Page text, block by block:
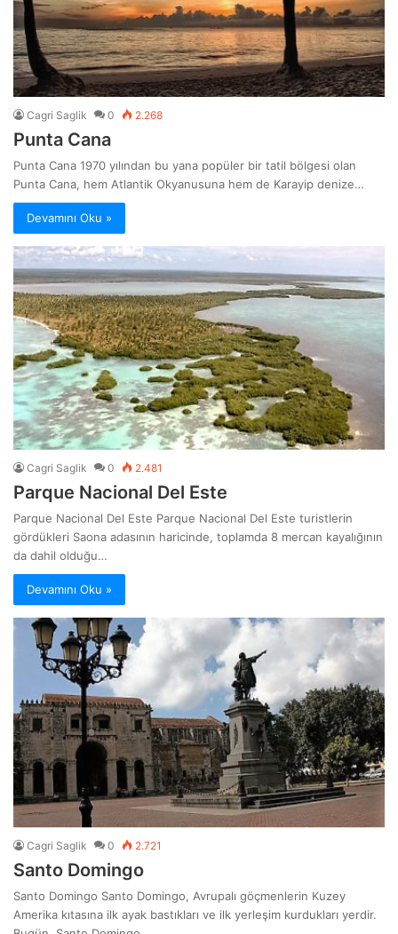
Cagri Saglik 0 2.268
Punta Cana
Punta Cana 1970 yılından bu yana popüler bir tatil bölgesi olan
Punta Cana, hem Atlantik Okyanusuna hem de Karayip denize…
Devamını Oku »
Cagri Saglik 0 2.481
Parque Nacional Del Este
Parque Nacional Del Este Parque Nacional Del Este turistlerin
gördükleri Saona adasının haricinde, toplamda 8 mercan kayalığının
da dahil olduğu…
Devamını Oku »
Cagri Saglik 0 2.721
Santo Domingo
Santo Domingo Santo Domingo, Avrupalı göçmenlerin Kuzey
Amerika kıtasına ilk ayak bastıkları ve ilk yerleşim kurdukları yerdir.